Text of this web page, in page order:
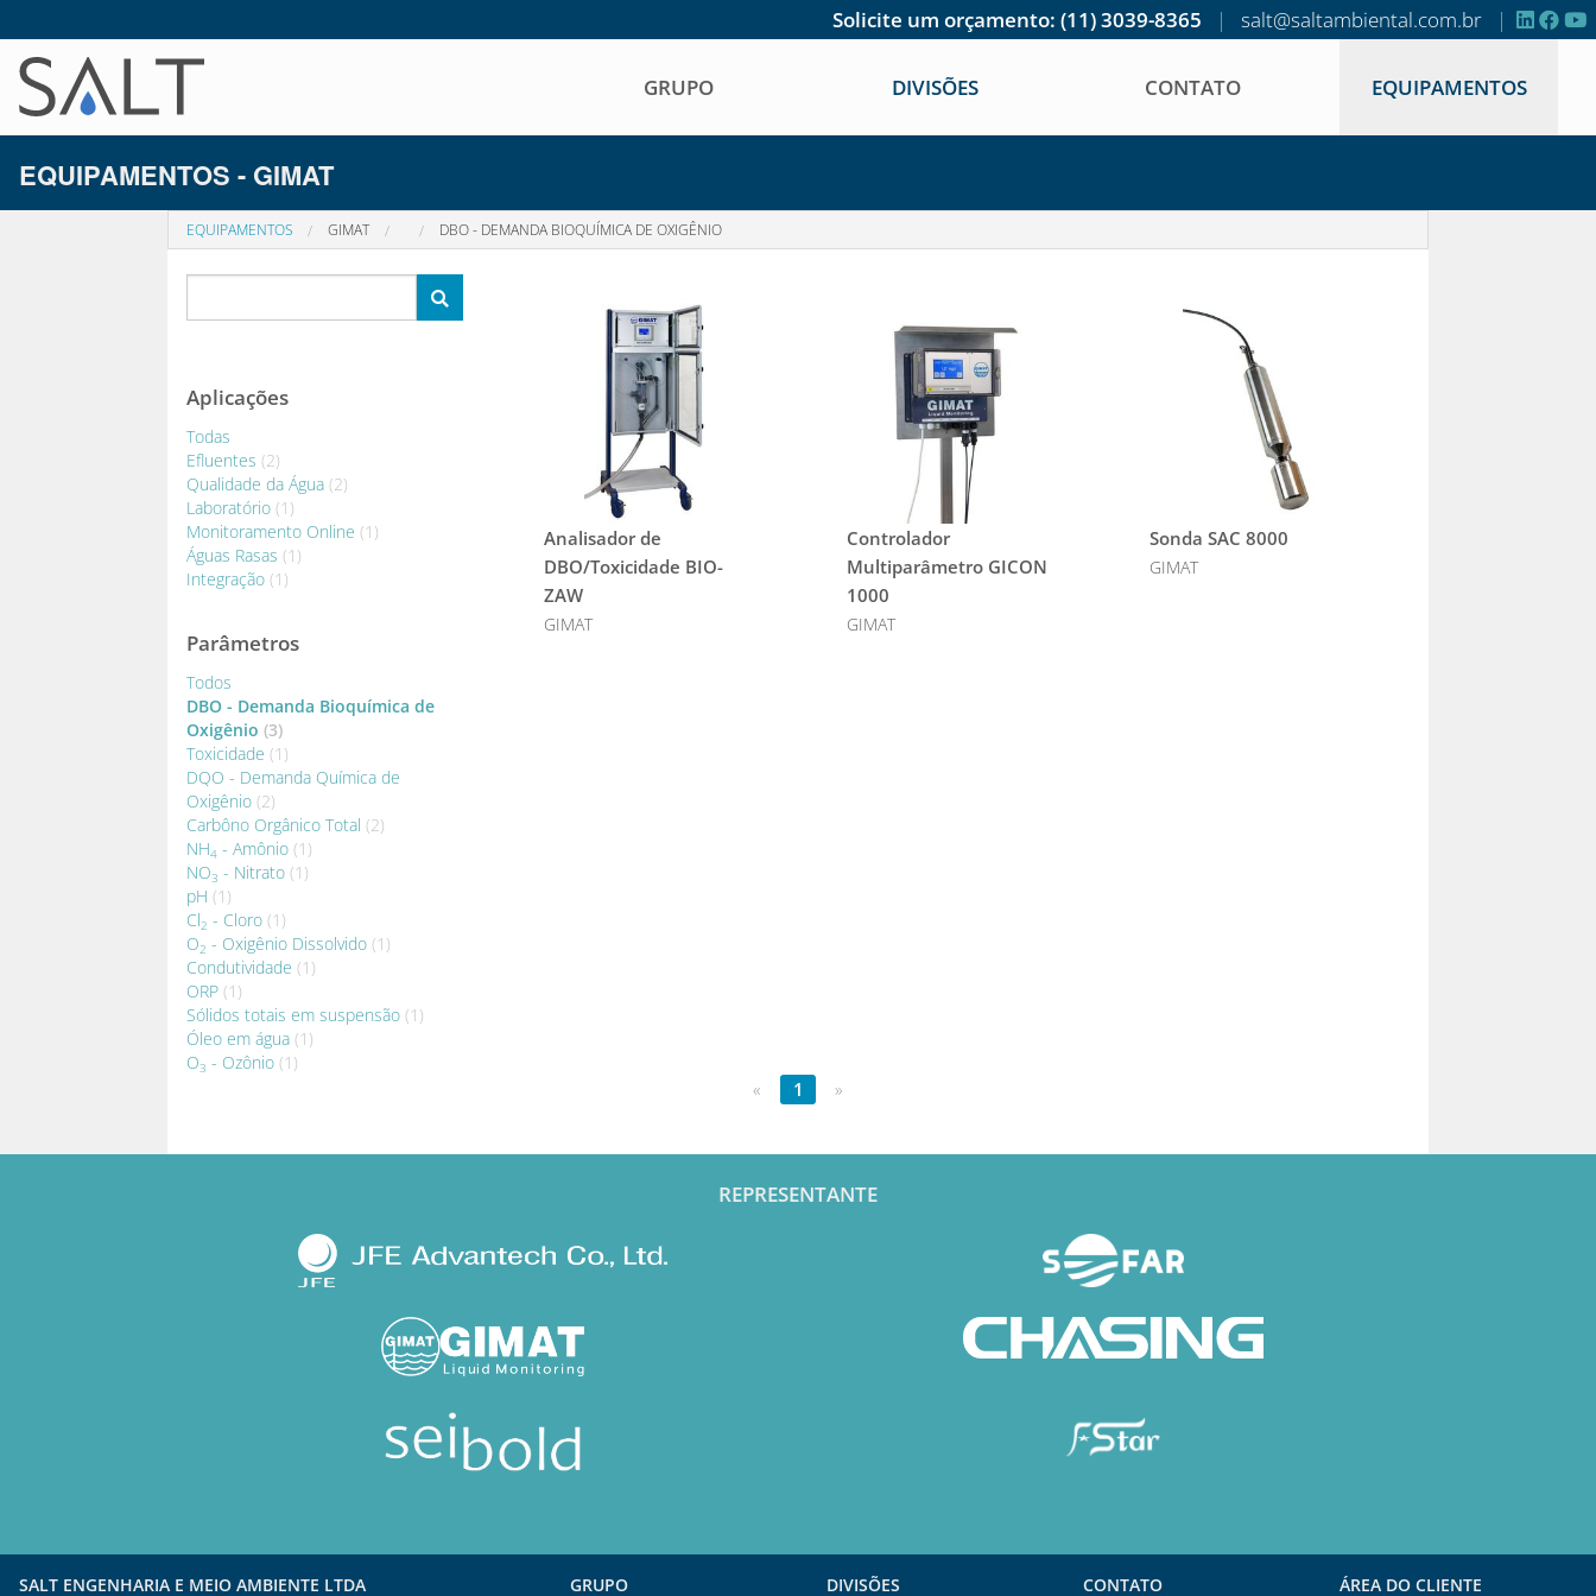
Solicite um orçamento: (11) 3039-8365 | salt@saltambiental.com.br |
GRUPO DIVISÕES CONTATO EQUIPAMENTOS
EQUIPAMENTOS - GIMAT
EQUIPAMENTOS GIMAT DBO - DEMANDA BIOQUÍMICA DE OXIGÊNIO
Aplicações
Todas
Efluentes (2)
Qualidade da Água (2)
Laboratório (1)
Monitoramento Online (1)
Águas Rasas (1)
Integração (1)
Parâmetros
Todos
DBO - Demanda Bioquímica de
Oxigênio (3)
Toxicidade (1)
DQO - Demanda Química de
Oxigênio (2)
Carbôno Orgânico Total (2)
NH4 - Amônio (1)
NO3 - Nitrato (1)
pH (1)
Cl2 - Cloro (1)
O2 - Oxigênio Dissolvido (1)
Condutividade (1)
ORP (1)
Sólidos totais em suspensão (1)
Óleo em água (1)
O3 - Ozônio (1)
Analisador de
DBO/Toxicidade BIO-
ZAW
GIMAT
Controlador
Multiparâmetro GICON
1000
GIMAT
Sonda SAC 8000
GIMAT
« 1 »
REPRESENTANTE
SALT ENGENHARIA E MEIO AMBIENTE LTDA GRUPO DIVISÕES CONTATO ÁREA DO CLIENTE